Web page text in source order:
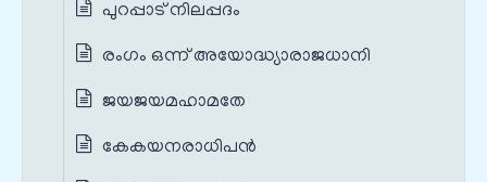
പുറപ്പാട് നിലപ്പദം
രംഗം ഒന്ന് അയോദ്ധ്യാരാജധാനി
ജയജയമഹാമതേ
കേകയനരാധിപന്‍